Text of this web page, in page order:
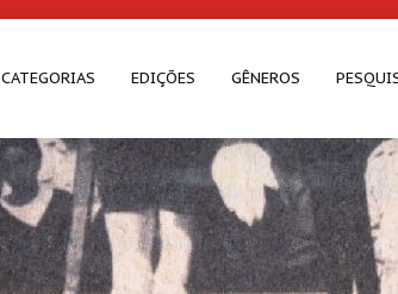
CATEGORIAS EDIÇÕES GÊNEROS